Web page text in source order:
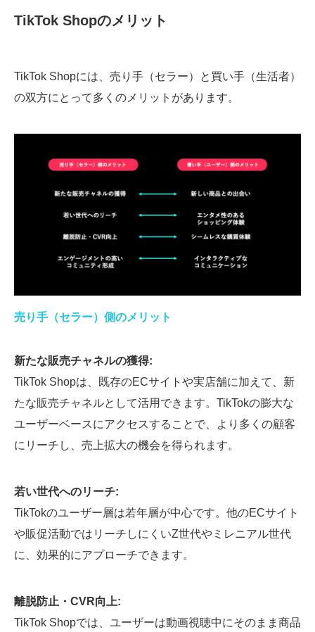
TikTok Shopのメリット
TikTok Shopには、売り手（セラー）と買い手（生活者）
の双方にとって多くのメリットがあります。
売り手（セラー）側のメリット
新たな販売チャネルの獲得:
TikTok Shopは、既存のECサイトや実店舗に加えて、新
たな販売チャネルとして活用できます。TikTokの膨大な
ユーザーベースにアクセスすることで、より多くの顧客
にリーチし、売上拡大の機会を得られます。
若い世代へのリーチ:
TikTokのユーザー層は若年層が中心です。他のECサイト
や販促活動ではリーチしにくいZ世代やミレニアル世代
に、効果的にアプローチできます。
離脱防止・CVR向上:
TikTok Shopでは、ユーザーは動画視聴中にそのまま商品